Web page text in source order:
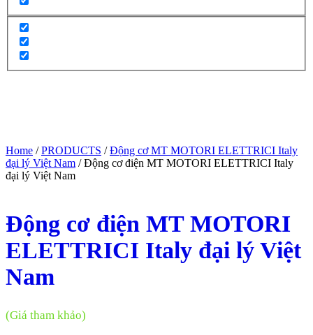
Home /PRODUCTS /Động cơ MT MOTORI ELETTRICI Italy
đại lý Việt Nam / Động cơ điện MT MOTORI ELETTRICI Italy
đại lý Việt Nam
Động cơ điện MT MOTORI
ELETTRICI Italy đại lý Việt
Nam
(Giá tham khảo)